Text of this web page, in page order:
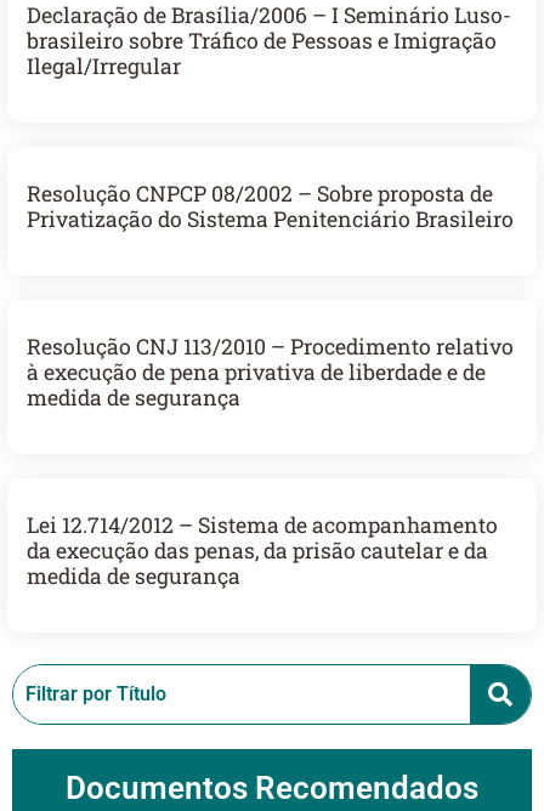
Declaração de Brasília/2006 – I Seminário Luso-
brasileiro sobre Tráfico de Pessoas e Imigração
Ilegal/Irregular
Resolução CNPCP 08/2002 – Sobre proposta de
Privatização do Sistema Penitenciário Brasileiro
Resolução CNJ 113/2010 – Procedimento relativo
à execução de pena privativa de liberdade e de
medida de segurança
Lei 12.714/2012 – Sistema de acompanhamento
da execução das penas, da prisão cautelar e da
medida de segurança
Documentos Recomendados